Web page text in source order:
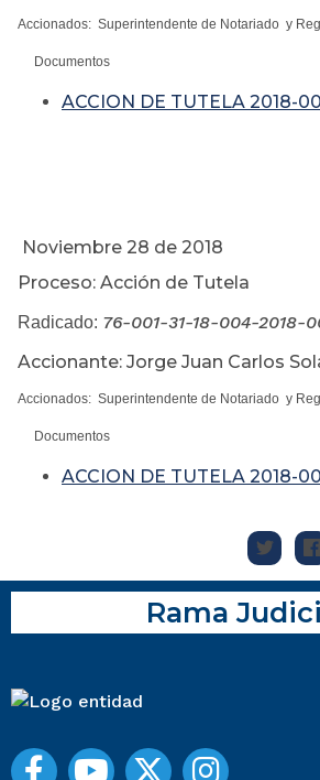
Accionados: Superintendente de Notariado y
Documentos
ACCION DE TUTELA 2018-
Noviembre 28 de 2018
Proceso: Acción de Tutela
Radicado: 76-001-31-18-004-2018-
Accionante: Jorge Juan Carlos
Accionados: Superintendente de Notariado y
Documentos
ACCION DE TUTELA 2018-
Rama